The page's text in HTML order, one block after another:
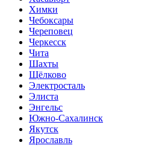
Химки
Чебоксары
Череповец
Черкесск
Чита
Шахты
Щёлково
Электросталь
Элиста
Энгельс
Южно-Сахалинск
Якутск
Ярославль